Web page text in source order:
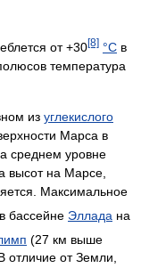
от +30[8] °C в
температура
из углекислого
Марса в
среднем уровне
высот на Марсе,
Максимальное
бассейне Эллада на
(27 км выше
отличие от Земли,